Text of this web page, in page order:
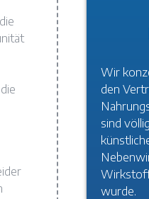
Wir
den
sind
wurde.